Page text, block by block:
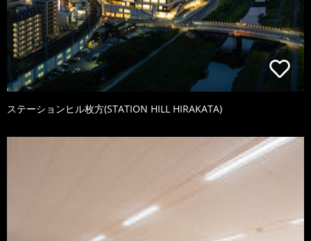
ステーションヒル枚方(STATION HILL HIRAKATA)